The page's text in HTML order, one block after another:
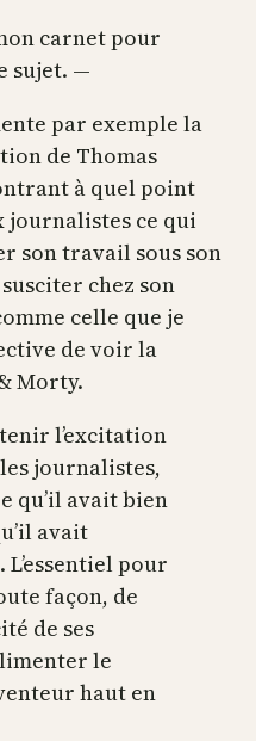
carnet pour
sujet. —
par exemple la
de Thomas
à quel point
journalistes ce qui
son travail sous son
chez son
celle que je
de voir la
Morty.
l’excitation
journalistes,
qu’il avait bien
avait
pour
façon, de
de ses
le
haut en